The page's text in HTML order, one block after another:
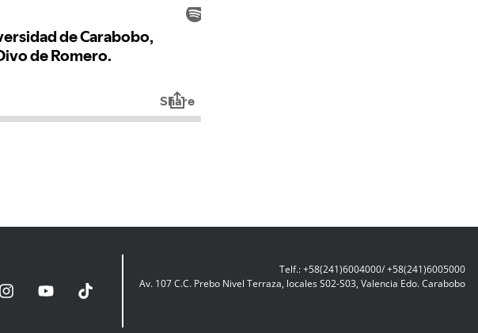
Telf.: +58(241)6004000/ +58(241)6005000
Av. 107 C.C. Prebo Nivel Terraza, locales S02-S03, Valencia Edo. Carabobo